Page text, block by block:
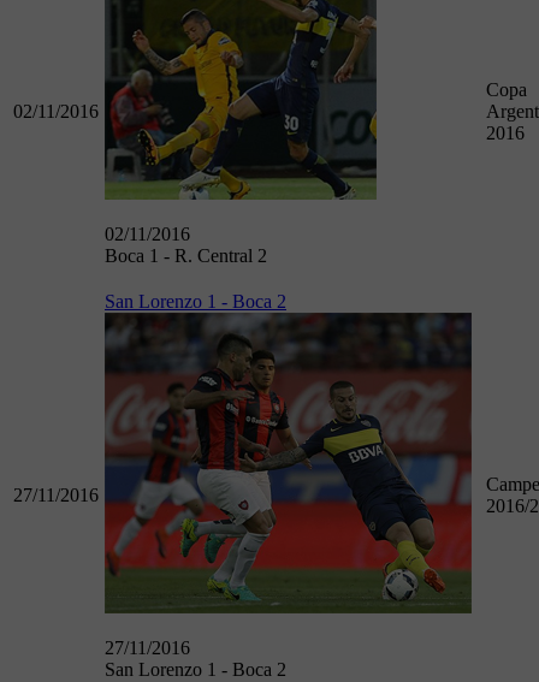
02/11/2016
02/11/2016
Boca 1 - R. Central 2
Copa
2016
27/11/2016
San Lorenzo 1 - Boca 2
27/11/2016
San Lorenzo 1 - Boca 2
2016/